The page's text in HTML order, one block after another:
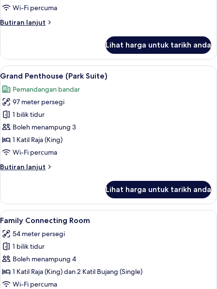
Wi-Fi percuma
Butiran lanjut
Butiran
Suite
Lihat harga untuk tarikh anda
Lihat
semua
foto
untuk
Grand
Penthouse
(Park
Suite)
Grand Penthouse (Park Suite) |
9
Grand Penthouse (Park Suite)
Pemandangan bandar
97 meter persegi
1 bilik tidur
Boleh menampung 3
1 Katil Raja (King)
Wi-Fi percuma
Butiran lanjut
Butiran
Penthouse
(Park
Suite)
Lihat harga untuk tarikh anda
Lihat
semua
foto
untuk
Family
Connecting
Room
Family Connecting Room |
11
Family Connecting Room
54 meter persegi
1 bilik tidur
Boleh menampung 4
1 Katil Raja (King) dan 2 Katil Bujang (Single)
Wi-Fi percuma